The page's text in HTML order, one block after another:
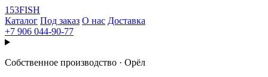
153FISH
Каталог Под заказ О нас Доставка
+7 906 044-90-77
Собственное производство · Орёл